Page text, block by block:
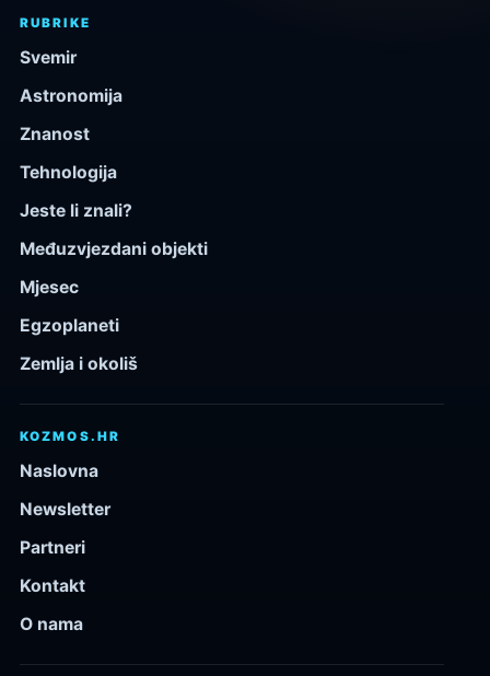
RUBRIKE
Svemir
Astronomija
Znanost
Tehnologija
Jeste li znali?
Međuzvjezdani objekti
Mjesec
Egzoplaneti
Zemlja i okoliš
KOZMOS.HR
Naslovna
Newsletter
Partneri
Kontakt
O nama